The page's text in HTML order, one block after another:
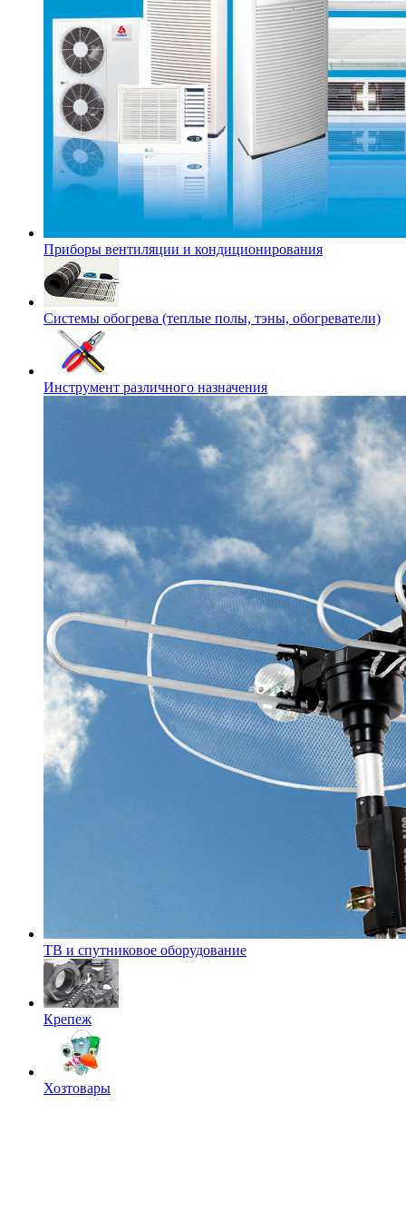
Приборы вентиляции и кондиционирования
Системы обогрева (теплые полы, тэны, обогреватели)
Инструмент различного назначения
ТВ и спутниковое оборудование
Крепеж
Хозтовары